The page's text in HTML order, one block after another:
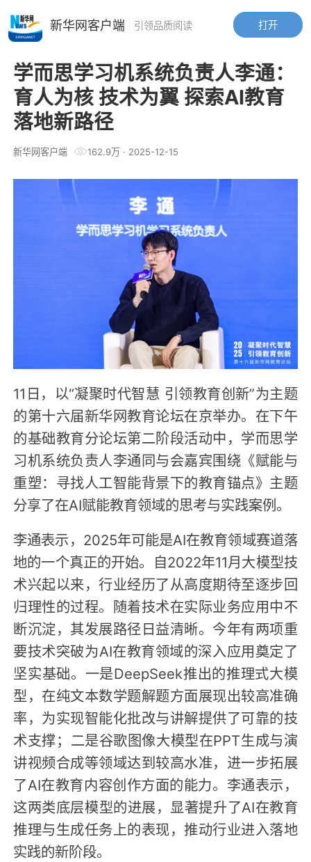
学而思学习机系统负责人李通：
育人为核 技术为翼 探索AI教育
落地新路径
新华网客户端 162.9万· 2025-12-15
11日，以“凝聚时代智慧 引领教育创新”为主题
的第十六届新华网教育论坛在京举办。在下午
的基础教育分论坛第二阶段活动中，学而思学
习机系统负责人李通同与会嘉宾围绕《赋能与
重塑：寻找人工智能背景下的教育锚点》主题
分享了在AI赋能教育领域的思考与实践案例。
李通表示，2025年可能是AI在教育领域赛道落
地的一个真正的开始。自2022年11月大模型技
术兴起以来，行业经历了从高度期待至逐步回
归理性的过程。随着技术在实际业务应用中不
断沉淀，其发展路径日益清晰。今年有两项重
要技术突破为AI在教育领域的深入应用奠定了
坚实基础。一是DeepSeek推出的推理式大模
型，在纯文本数学题解题方面展现出较高准确
率，为实现智能化批改与讲解提供了可靠的技
术支撑；二是谷歌图像大模型在PPT生成与演
讲视频合成等领域达到较高水准，进一步拓展
了AI在教育内容创作方面的能力。李通表示，
这两类底层模型的进展，显著提升了AI在教育
推理与生成任务上的表现，推动行业进入落地
实践的新阶段。
打开
新华网客户端 引领品质阅读